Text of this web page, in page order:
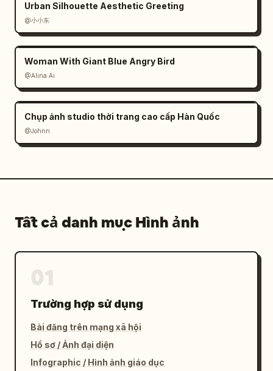
Urban Silhouette Aesthetic Greeting
@小小东
Woman With Giant Blue Angry Bird
@Alina Ai
Chụp ảnh studio thời trang cao cấp Hàn Quốc
@Johnn
Tất cả danh mục Hình ảnh
Trường hợp sử dụng
Bài đăng trên mạng xã hội
Hồ sơ / Ảnh đại diện
Infographic / Hình ảnh giáo dục